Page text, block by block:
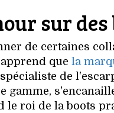
DÉCO
& LOISIRS
sur des
de certaines
que la
spécialiste de
gamme,
le roi de la boots